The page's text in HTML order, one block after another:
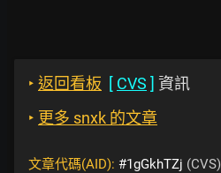
‣ 返回看板 [ CVS ] 資訊
‣ 更多 snxk 的文章
文章代碼(AID): #1gGkhTZj (CVS)